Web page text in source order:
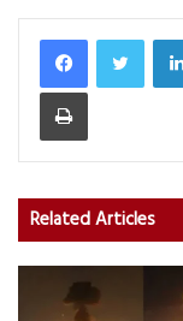
Print
Related Articles